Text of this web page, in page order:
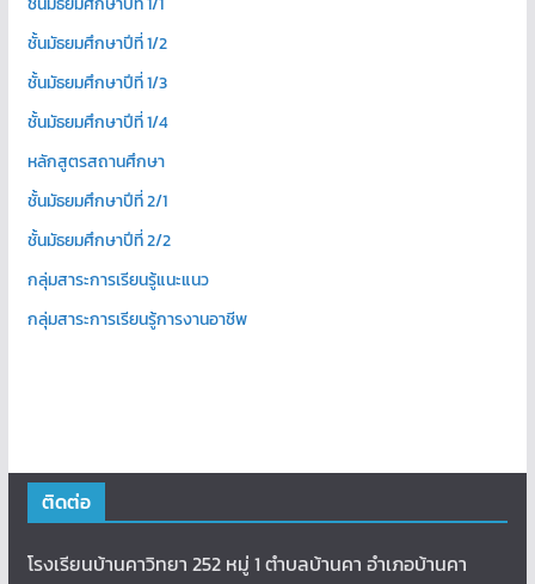
ชั้นมัธยมศึกษาปีที่ 1/2
ชั้นมัธยมศึกษาปีที่ 1/3
ชั้นมัธยมศึกษาปีที่ 1/4
หลักสูตรสถานศึกษา
ชั้นมัธยมศึกษาปีที่ 2/1
ชั้นมัธยมศึกษาปีที่ 2/2
กลุ่มสาระการเรียนรู้แนะแนว
กลุ่มสาระการเรียนรู้การงานอาชีพ
ติดต่อ
โรงเรียนบ้านคาวิทยา 252 หมู่ 1 ตำบลบ้านคา อำเภอบ้านคา